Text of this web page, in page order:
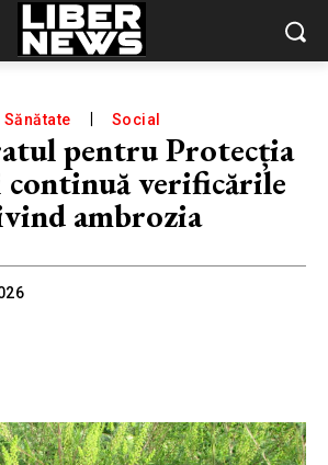
Sănătate Social
pentru Protecția
verificările
ambrozia